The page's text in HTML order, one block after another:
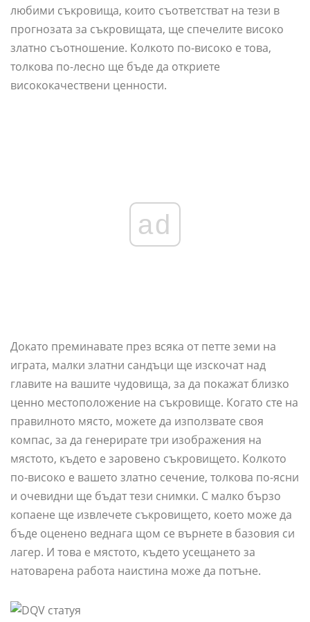
любими съкровища, които съответстват на тези в
прогнозата за съкровищата, ще спечелите високо
златно съотношение. Колкото по-високо е това,
толкова по-лесно ще бъде да откриете
висококачествени ценности.
ad
Докато преминавате през всяка от петте земи на
играта, малки златни сандъци ще изскочат над
главите на вашите чудовища, за да покажат близко
ценно местоположение на съкровище. Когато сте на
правилното място, можете да използвате своя
компас, за да генерирате три изображения на
мястото, където е заровено съкровището. Колкото
по-високо е вашето златно сечение, толкова по-ясни
и очевидни ще бъдат тези снимки. С малко бързо
копаене ще извлечете съкровището, което може да
бъде оценено веднага щом се върнете в базовия си
лагер. И това е мястото, където усещането за
натоварена работа наистина може да потъне.